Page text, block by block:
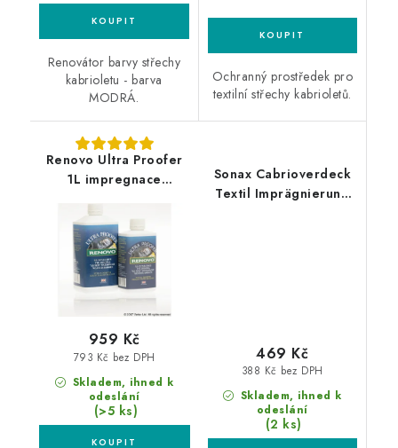
Renovátor barvy střechy
kabrioletu - barva
MODRÁ.
Ochranný prostředek pro
textilní střechy kabrioletů.
Renovo Ultra Proofer
1L impregnace
Skladem, ihned k
odeslání
(>5 ks)
793 Kč bez DPH
959 Kč
Sonax Cabrioverdeck
Textil Imprägnierung
Skladem, ihned k
odeslání
(2 ks)
388 Kč bez DPH
469 Kč